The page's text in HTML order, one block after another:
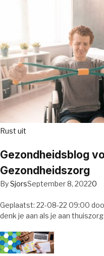
Rust uit
Gezondheidsblog
Gezondheidszorg
BySjorsSeptember 8, 20220
Geplaatst: 22-08-22 09:00
denk je aan als je aan